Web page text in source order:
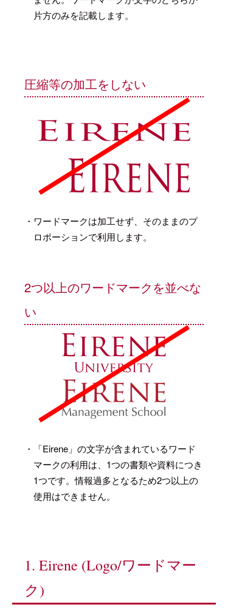
片方のみを記載します。
圧縮等の加工をしない
・ワードマークは加工せず、そのままのプ
ロポーションで利用します。
2つ以上のワードマークを並べな
い
・「Eirene」の文字が含まれているワード
マークの利用は、1つの書類や資料につき
1つです。情報過多となるため2つ以上の
使用はできません。
1. Eirene (Logo/ワードマー
ク)